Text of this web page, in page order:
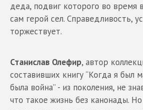
деда, подвиг которого во время
сам герой сел. Справедливость,
торжествует.
Станислав Олефир, автор
составивших книгу “Когда я был
была война” - из поколения, не
что такое жизнь без канонады.